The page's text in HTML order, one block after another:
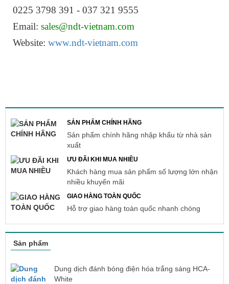
0225 3798 391 - 037 321 9555
Email: sales@ndt-vietnam.com
Website: www.ndt-vietnam.com
SẢN PHẨM CHÍNH HÃNG
Sản phẩm chính hãng nhập khẩu từ nhà sản
xuất
ƯU ĐÃI KHI MUA NHIỀU
Khách hàng mua sản phẩm số lượng lớn nhận
nhiều khuyến mãi
GIAO HÀNG TOÀN QUỐC
Hỗ trợ giao hàng toàn quốc nhanh chóng
Sản phẩm
Dung dịch đánh bóng điện hóa trắng sáng HCA-
White